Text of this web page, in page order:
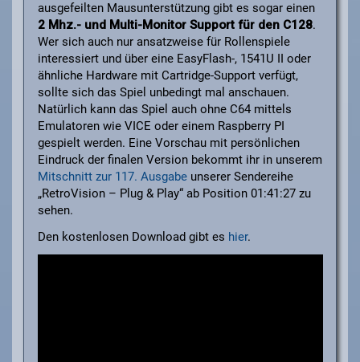
ausgefeilten Mausunterstützung gibt es sogar einen
2 Mhz.- und Multi-Monitor Support für den C128.
Wer sich auch nur ansatzweise für Rollenspiele
interessiert und über eine EasyFlash-, 1541U II oder
ähnliche Hardware mit Cartridge-Support verfügt,
sollte sich das Spiel unbedingt mal anschauen.
Natürlich kann das Spiel auch ohne C64 mittels
Emulatoren wie VICE oder einem Raspberry PI
gespielt werden. Eine Vorschau mit persönlichen
Eindruck der finalen Version bekommt ihr in unserem
Mitschnitt zur 117. Ausgabeunserer Sendereihe
„RetroVision – Plug & Play“ ab Position 01:41:27 zu
sehen.
Den kostenlosen Download gibt es hier.